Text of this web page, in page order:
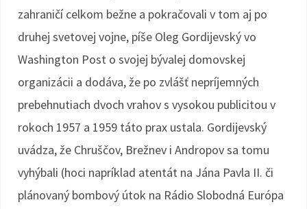
zahraničí celkom bežne a pokračovali v tom aj po
druhej svetovej vojne, píše Oleg Gordijevský vo
Washington Post o svojej bývalej domovskej
organizácii a dodáva, že po zvlášť nepríjemných
prebehnutiach dvoch vrahov s vysokou publicitou v
rokoch 1957 a 1959 táto prax ustala. Gordijevský
uvádza, že Chruščov, Brežnev i Andropov sa tomu
vyhýbali (hoci napríklad atentát na Jána Pavla II. či
plánovaný bombový útok na Rádio Slobodná Európa